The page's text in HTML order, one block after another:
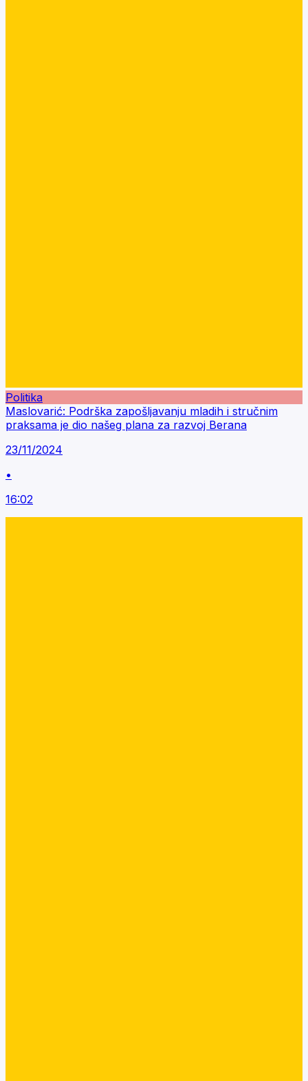
Politika
Maslovarić: Podrška zapošljavanju mladih i stručnim
praksama je dio našeg plana za razvoj Berana
23/11/2024
•
16:02